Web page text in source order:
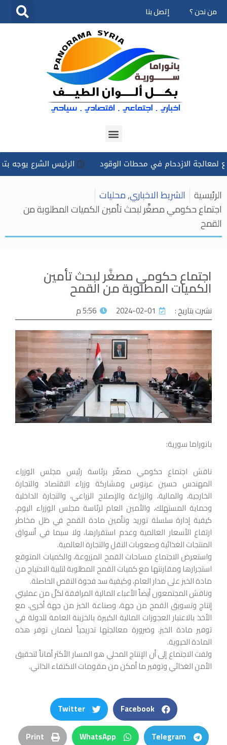
تخطى
من نحن ؟ إتصل بنا
الازدحام في محطات الوقود الرئيس الشرع يوجه بتسخير
الرئيسية الشريط الاخباري,محليات
اجتماع حكومي مصغَّر لبحث تأمين الكميات المطلوبة من
القمح
اجتماع حكومي مصغَّر لبحث تأمين
الكميات المطلوبة من القمح
نشرت بتاريخ : 2024-02-01 5:56 م
بانوراما سورية:
ناقش اجتماع حكومي مصغّر برئاسة رئيس مجلس الوزراء
المهندس حسين عرنوس ومشاركة وزراء الاقتصاد والتجارة
الخارجية، والمالية، والزراعة والإصلاح الزراعي، والتجارة الداخلية
وحماية المستهلك، والأمين العام لرئاسة مجلس الوزراء اليوم،
كيفية إدارة سلسلة توريد وتأمين مادة القمح في ظل مخاطر
ارتفاع الأسعار العالمية وعدم استقرارها، ولا سيما في أسواق
المنتجات الغذائية وصعوبات النقل والتجارة العالمية.
واستعرض الاجتماع مساحات القمح المزروعة، والكميات المتوقع
استجرارها ومقارنتها مع كميات القمح المطلوبة لتلبية الاحتياج من
مادة الخبز على مدار العام، وكيفية سد فجوة النقص الحاصلة.
وناقش المجتمعون أيضاً الأعباء المالية المرافقة لكلّ من عمليتي
إنتاج وتسويق القمح من جهة، وصناعة الخبز من جهة أخرى، مع
الأخذ بالاعتبار العجوزات المالية الكبيرة بالخزينة العامة للدولة في
توفير مادة الخبز، وضرورة معالجتها تدريجياً لضمان توفر هذه
المادة الحيوية.
ولفت الاجتماع إلى أن الإنتاج المحلي هو المسار الأكثر أماناً لتحقيق
الأمن الغذائي وتوفير ما أمكن من مقومات الاكتفاء الذاتي.
Facebook
Twitter
Telegram
WhatsApp
Print